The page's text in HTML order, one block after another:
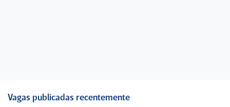
Vagas publicadas recentemente